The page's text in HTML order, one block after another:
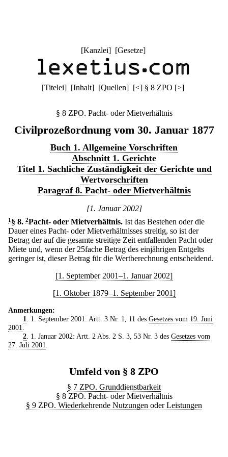
[Kanzlei] [Gesetze]
[Titelei] [Inhalt] [Quellen] [<] § 8 ZPO [>]
§ 8 ZPO. Pacht- oder Mietverhältnis
Civilprozeßordnung vom 30. Januar 1877
Buch 1. Allgemeine Vorschriften
Abschnitt 1. Gerichte
Titel 1. Sachliche Zuständigkeit der Gerichte und
Wertvorschriften
Paragraf 8. Pacht- oder Mietverhältnis
[1. Januar 2002]
1 § 8. 2Pacht- oder Mietverhältnis. Ist das Bestehen oder die
Dauer eines Pacht- oder Mietverhältnisses streitig, so ist der
Betrag der auf die gesamte streitige Zeit entfallenden Pacht oder
Miete und, wenn der 25fache Betrag des einjährigen Entgelts
geringer ist, dieser Betrag für die Wertberechnung entscheidend.
[1. September 2001–1. Januar 2002]
[1. Oktober 1879–1. September 2001]
Anmerkungen:
1
. 1. September 2001: Artt. 3 Nr. 1, 11 des Gesetzes vom 19. Juni
2001
2. 1. Januar 2002: Artt. 2 Abs. 2 S. 3, 53 Nr. 3 des Gesetzes vom
27. Juli 2001
Umfeld von § 8 ZPO
§ 7 ZPO. Grunddienstbarkeit
§ 8 ZPO. Pacht- oder Mietverhältnis
§ 9 ZPO. Wiederkehrende Nutzungen oder Leistungen